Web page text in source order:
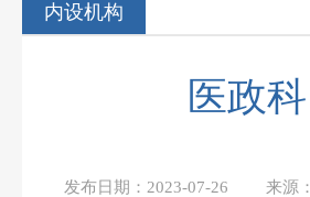
内设机构
医政科
发布日期： 2023-07-26 来源：